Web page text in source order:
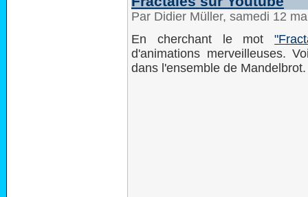
Par Didier Müller, samedi 12
En cherchant le mot
d'animations merveilleuses.
dans l'ensemble de Mandelbrot.